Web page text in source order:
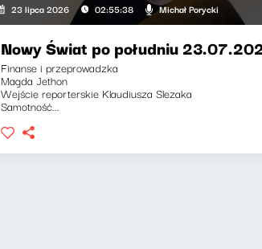
23 lipca 2026 02:55:38 Michał Porycki
Nowy Świat po południu
Finanse i przeprowadzka
Magda Jethon
Wejście reporterskie Klaudiusza Slezaka
Samotność...